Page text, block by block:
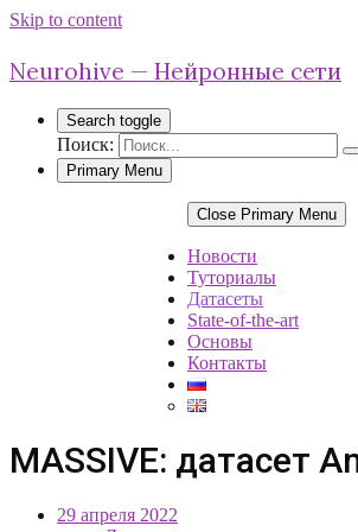
Skip to content
Neurohive — Нейронные сети
Search toggle
Поиск:
Primary Menu
Close Primary Menu
Новости
Туториалы
Датасеты
State-of-the-art
Основы
Контакты
MASSIVE: датасет
29 апреля 2022